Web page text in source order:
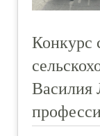
Конкурс
Василия